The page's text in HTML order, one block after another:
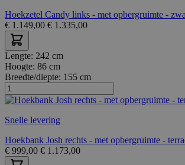
Hoekzetel Candy links - met opbergruimte -
€ 1.149,00 € 1.335,00
Lengte: 242 cm
Hoogte: 86 cm
Breedte/diepte: 155 cm
Snelle levering
Hoekbank Josh rechts - met opbergruimte -
€ 999,00 € 1.173,00